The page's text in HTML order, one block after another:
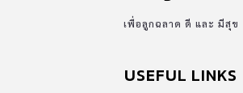
เอเชียที่ระบุว่าโรคเสพติดอินเตอร์เน็ตถือเป็นโร
คลินิกเพื่อบำบัดโรคเสพติดสื่อออนไลน์ใหม่ๆ โ
ในเอเชียควรจะจัดให้โรคติดโทรศัพท์มือถือเป็นโ
เพื่อลูกฉลาด ดี และ มีสุข
USEFUL LINKS